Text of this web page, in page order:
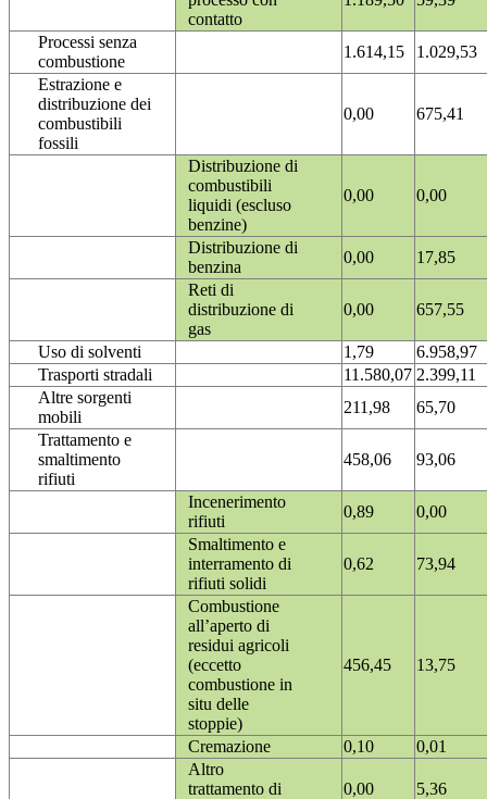
contatto
Processi senza
combustione
1.614,15
1.029,53
Estrazione e
distribuzione dei
combustibili
fossili
0,00 675,41
Distribuzione di
combustibili
liquidi (escluso
benzine)
0,00 0,00
Distribuzione di
benzina
0,00
17,85
Reti di
distribuzione di
gas
0,00 657,55
Uso di solventi 1,79
6.958,97
Trasporti stradali
11.580,07 2.399,11
Altre sorgenti
mobili
211,98
65,70
Trattamento e
smaltimento
rifiuti
458,06 93,06
Incenerimento
rifiuti
0,89
0,00
Smaltimento e
interramento di
rifiuti solidi
0,62 73,94
Combustione
all’aperto di
residui agricoli
(eccetto
combustione in
situ delle
stoppie)
456,45 13,75
Cremazione 0,10
0,01
Altro
trattamento di
0,00 5,36